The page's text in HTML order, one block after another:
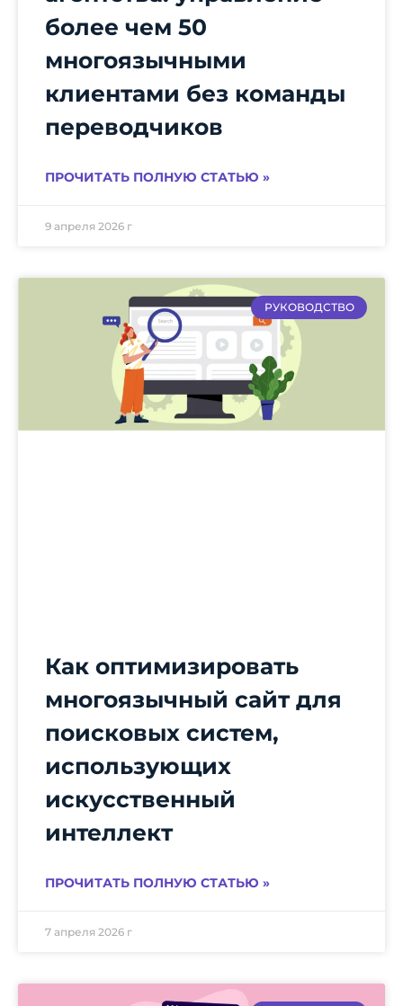
более чем 50
многоязычными
клиентами без команды
переводчиков
ПРОЧИТАТЬ ПОЛНУЮ СТАТЬЮ »
9 апреля 2026 г
РУКОВОДСТВО
Как оптимизировать
многоязычный сайт для
поисковых систем,
использующих
искусственный
интеллект
ПРОЧИТАТЬ ПОЛНУЮ СТАТЬЮ »
7 апреля 2026 г